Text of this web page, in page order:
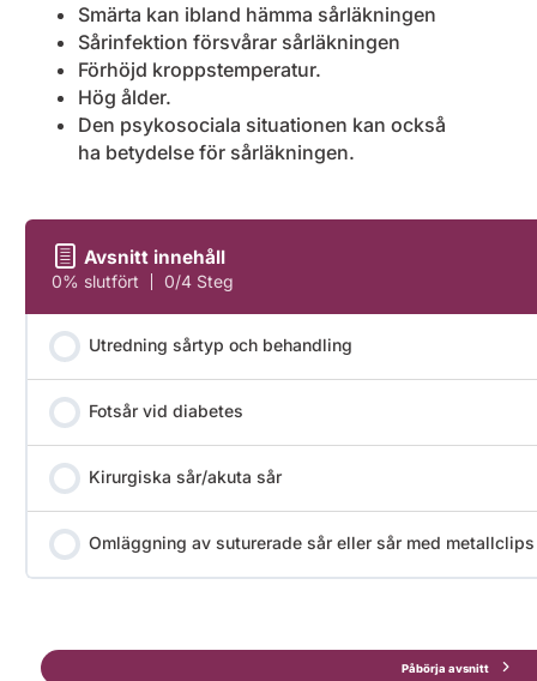
Smärta kan ibland hämma sårläkningen
Sårinfektion försvårar sårläkningen
Förhöjd kroppstemperatur.
Hög ålder.
Den psykosociala situationen kan också
ha betydelse för sårläkningen.
Avsnitt innehåll
0% slutfört 0/4 Steg
Utredning sårtyp och behandling
Fotsår vid diabetes
Kirurgiska sår/akuta sår
Omläggning av suturerade sår eller sår med metallclips
Påbörja avsnitt